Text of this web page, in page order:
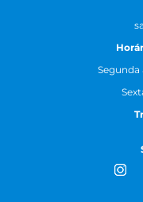
Segunda